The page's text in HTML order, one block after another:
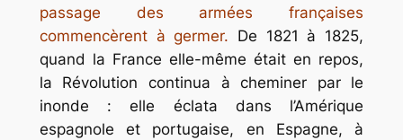
passage des armées françaises
commencèrent à germer. De 1821 à 1825,
quand la France elle-même était en repos,
la Révolution continua à cheminer par le
inonde : elle éclata dans l’Amérique
espagnole et portugaise, en Espagne, à